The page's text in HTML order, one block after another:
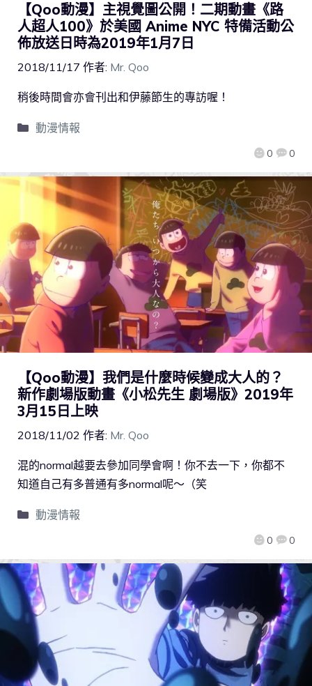
【Qoo動漫】主視覺圖公開！二期動畫《路
人超人100》於美國 Anime NYC 特備活動公
佈放送日時為2019年1月7日
2018/11/17 作者: Mr. Qoo
0 0
稍後時間會亦會刊出和伊藤節生的專訪喔！
動漫情報
【Qoo動漫】我們是什麼時候變成大人的？
新作劇場版動畫《小松先生 劇場版》2019年
3月15日上映
2018/11/02 作者: Mr. Qoo
0 0
混的normal越要去參加同學會啊！你不去一下，你都不
知道自己有多普通有多normal呢～（笑
動漫情報